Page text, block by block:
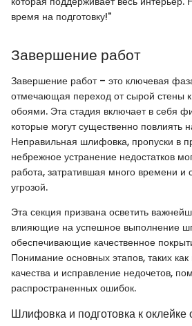
время на подготовку!"
Завершение работ
Завершение работ – это ключевая
отмечающая переход от сырой стены к
обоями. Эта стадия включает в себя
которые могут существенно повлиять
Неправильная шлифовка, пропуски в
небрежное устранение недостатков
работа, затратившая много времени и
угрозой.
Эта секция призвана осветить
влияющие на успешное выполнение
обеспечивающие качественное
Понимание основных этапов, таких
качества и исправление недочетов,
распространенных ошибок.
Шлифовка и подготовка к оклейке